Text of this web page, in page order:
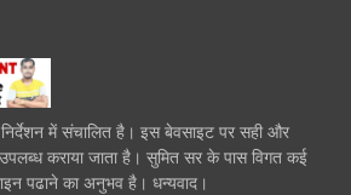
में संचालित है। इस बेवसाइट पर सही और
कराया जाता है। सुमित सर के पास विगत कई
पढाने का अनुभव है। धन्यवाद।